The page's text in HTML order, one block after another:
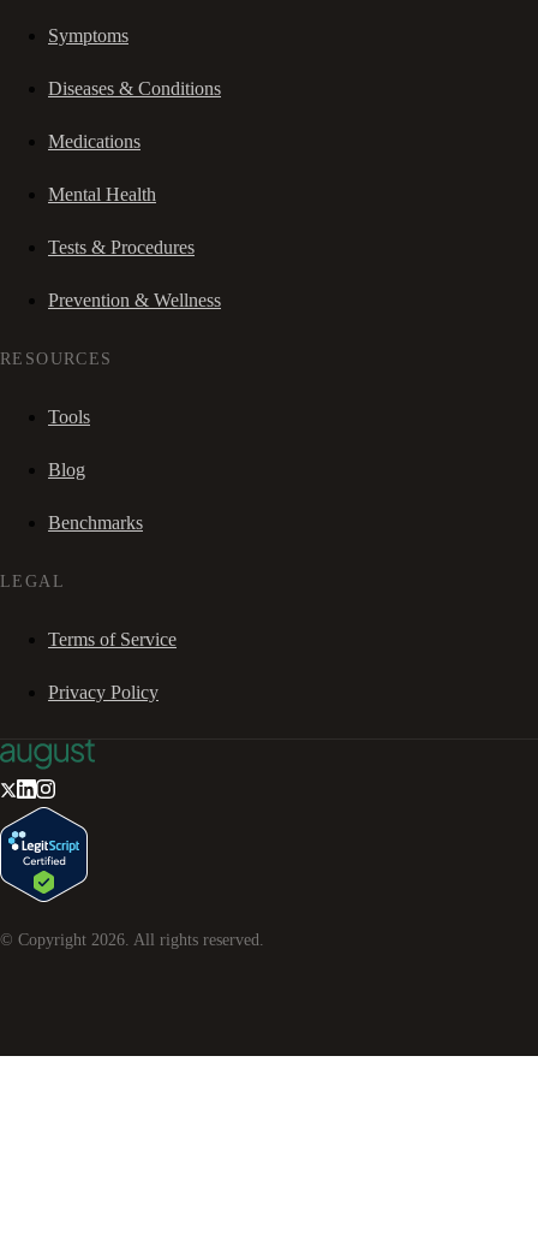
Symptoms
Diseases & Conditions
Medications
Mental Health
Tests & Procedures
Prevention & Wellness
RESOURCES
Tools
Blog
Benchmarks
LEGAL
Terms of Service
Privacy Policy
© Copyright 2026 . All rights reserved.